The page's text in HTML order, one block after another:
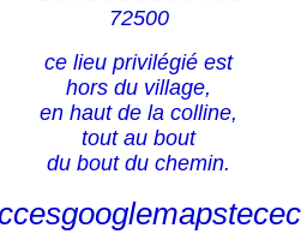
72500
ce lieu privilégié est
hors du village,
en haut de la colline,
tout au bout
du bout du chemin.